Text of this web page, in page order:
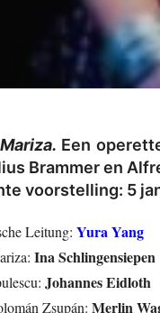
Een
Brammer en
voorstelling: 5
Leitung: Yura Yang
Ina Schlingensiepen
Johannes Eidloth
Zsupán: Merlin